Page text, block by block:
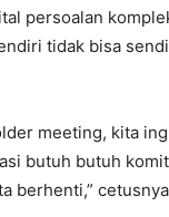
persoalan
tidak bisa
meeting, kita
butuh butuh
berhenti,”